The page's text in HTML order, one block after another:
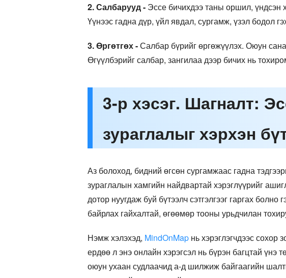
2. Салбарууд - Эссе бичихдээ таны оршил, үндсэн
Үүнээс гадна дүр, үйл явдал, сургамж, үзэл бодол
3. Өргөтгөх -Салбар бүрийг өргөжүүлэх. Оюун
Өгүүлбэрийг салбар, зангилаа дээр бичих нь
3-р хэсэг. Шагналт:
зураглалыг хэрхэн
Аз болоход, бидний өгсөн сургамжаас гадна
зураглалын хамгийн найдвартай хэрэглүүрийг
дотор нуугдаж буй бүтээлч сэтгэлгээг гаргах
байрлах гайхалтай, өгөөмөр тооны урьдчилан
Нэмж хэлэхэд, MindOnMap нь хэрэглэгчдээс
ердөө л энэ онлайн хэрэгсэл нь бүрэн багцтай
оюун ухаан судлаачид а-д шилжиж байгаагийн